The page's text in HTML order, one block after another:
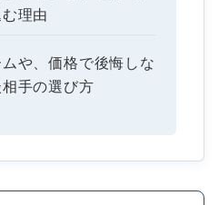
理由
や、価格で後悔しな
手の選び方